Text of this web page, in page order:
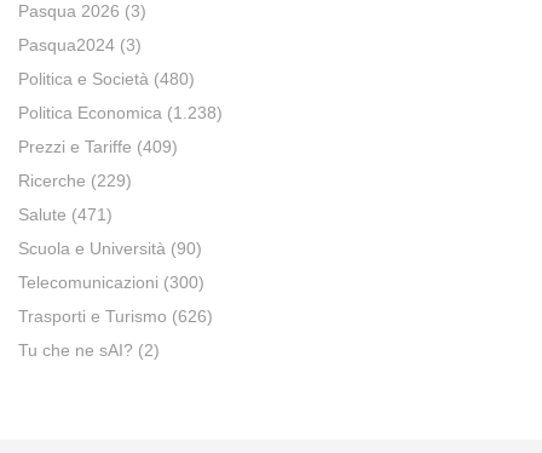
Pasqua 2026 (3)
Pasqua2024 (3)
Politica e Società (480)
Politica Economica (1.238)
Prezzi e Tariffe (409)
Ricerche (229)
Salute (471)
Scuola e Università (90)
Telecomunicazioni (300)
Trasporti e Turismo (626)
Tu che ne sAI? (2)